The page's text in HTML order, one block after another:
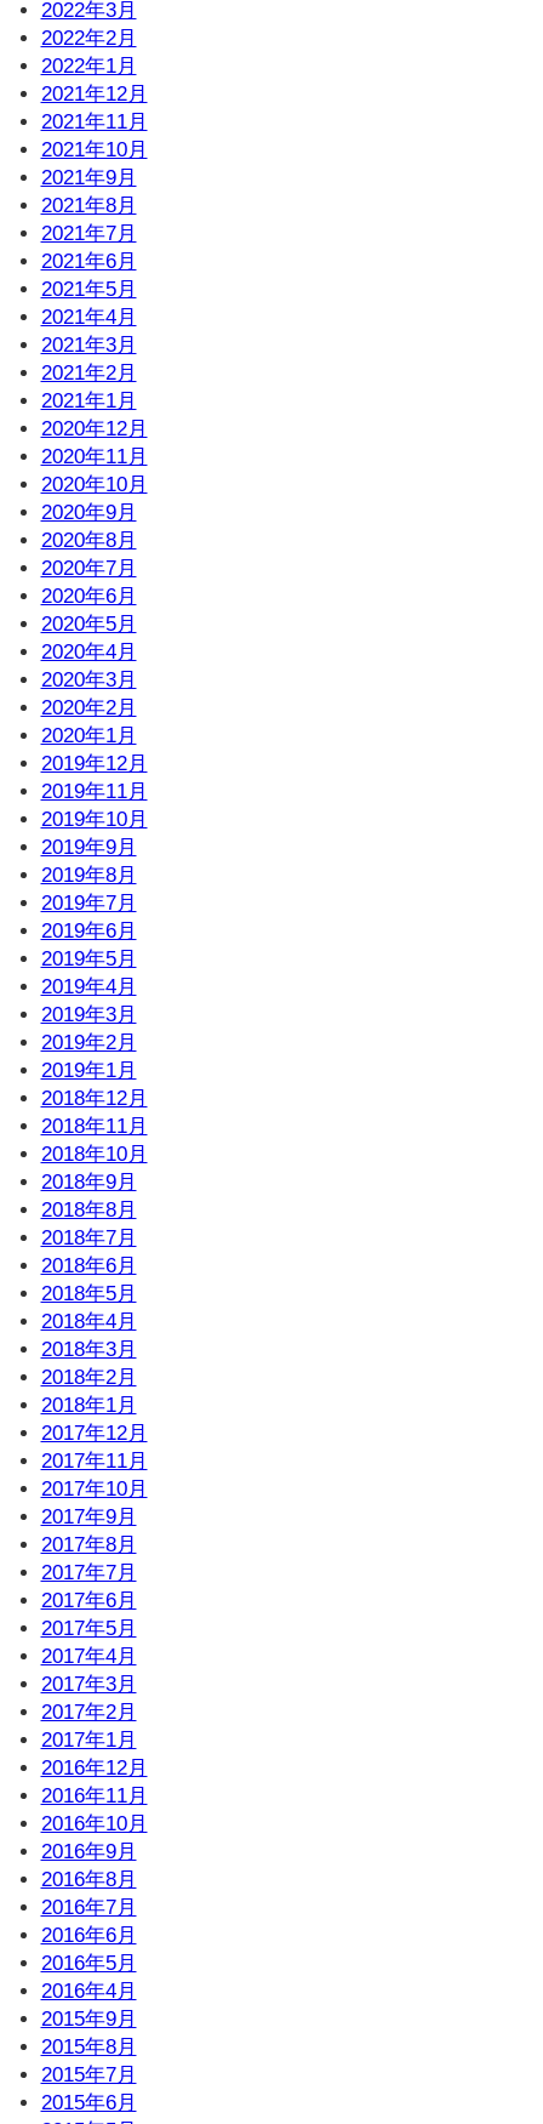
2022年3月
2022年2月
2022年1月
2021年12月
2021年11月
2021年10月
2021年9月
2021年8月
2021年7月
2021年6月
2021年5月
2021年4月
2021年3月
2021年2月
2021年1月
2020年12月
2020年11月
2020年10月
2020年9月
2020年8月
2020年7月
2020年6月
2020年5月
2020年4月
2020年3月
2020年2月
2020年1月
2019年12月
2019年11月
2019年10月
2019年9月
2019年8月
2019年7月
2019年6月
2019年5月
2019年4月
2019年3月
2019年2月
2019年1月
2018年12月
2018年11月
2018年10月
2018年9月
2018年8月
2018年7月
2018年6月
2018年5月
2018年4月
2018年3月
2018年2月
2018年1月
2017年12月
2017年11月
2017年10月
2017年9月
2017年8月
2017年7月
2017年6月
2017年5月
2017年4月
2017年3月
2017年2月
2017年1月
2016年12月
2016年11月
2016年10月
2016年9月
2016年8月
2016年7月
2016年6月
2016年5月
2016年4月
2015年9月
2015年8月
2015年7月
2015年6月